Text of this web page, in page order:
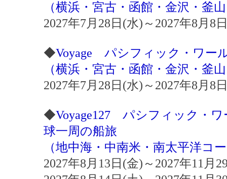
（横浜・宮古・函館・金沢・釜
2027年7月28日(水)～2027年8月8
◆Voyage パシフィック・ワー
（横浜・宮古・函館・金沢・釜
2027年7月28日(水)～2027年8月8
◆Voyage127 パシフィック・
球一周の船旅
（地中海・中南米・南太平洋コ
2027年8月13日(金)～2027年11月